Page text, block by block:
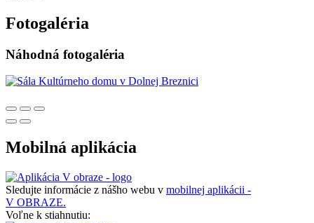
Fotogaléria
Náhodná fotogaléria
Mobilná aplikácia
Sledujte informácie z nášho webu v mobilnej aplikácii -
V OBRAZE.
Voľne k stiahnutiu: